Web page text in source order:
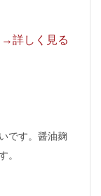
→詳しく見る
です。醤油麹
。